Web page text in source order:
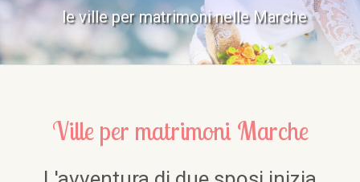
le ville per matrimoni nelle Marche
Ville per matrimoni Marche